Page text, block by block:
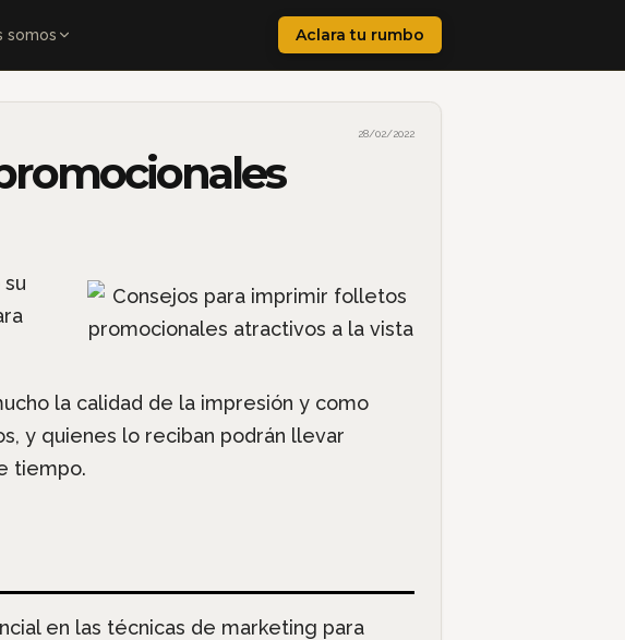
somos Aclara tu rumbo
28/02/2022
la calidad de la impresión y como
y quienes lo reciban podrán llevar
tiempo.
en las técnicas de marketing para